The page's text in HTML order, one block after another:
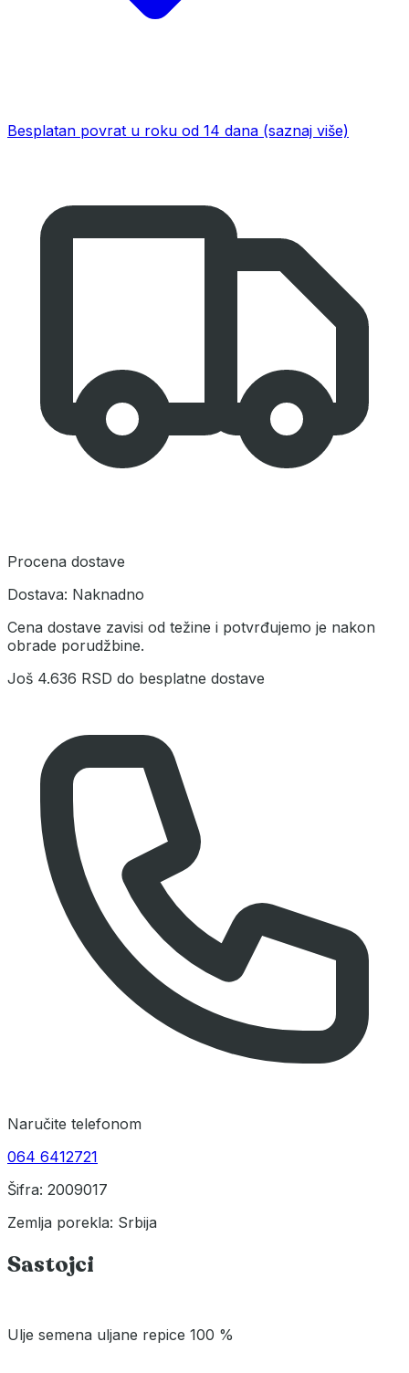
Besplatan povrat u roku od 14 dana (saznaj više)
Procena dostave
Dostava: Naknadno
Cena dostave zavisi od težine i potvrđujemo je nakon
obrade porudžbine.
Još 4.636 RSD do besplatne dostave
Naručite telefonom
064 6412721
Šifra: 2009017
Zemlja porekla: Srbija
Sastojci
Ulje semena uljane repice 100 %